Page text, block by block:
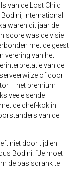
van de Lost Child
International
waren dit jaar de
score was de visie
met de geest
verering van het
van de
of door
– het premium
veeleisende
de chef-kok in
van de
niet door tijd en
Bodini. “Je moet
de basisdrank te